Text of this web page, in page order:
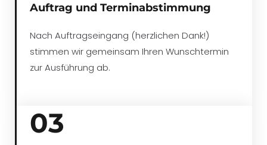
Auftrag und Terminabstimmung
Nach Auftragseingang (herzlichen Dank!)
stimmen wir gemeinsam Ihren Wunschtermin
zur Ausführung ab.
03